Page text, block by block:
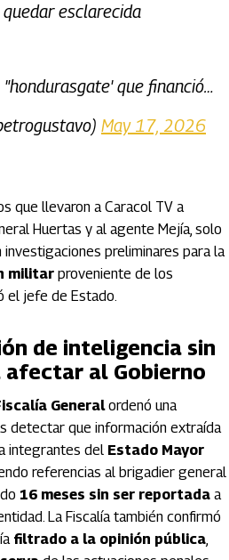
esclarecida
que financió…
May 17, 2026
que llevaron a Caracol TV a
Huertas y al agente Mejía, solo
preliminares para la
militar proveniente de los
el jefe de Estado.
de inteligencia sin
al Gobierno
Generalordenó una
detectar que información extraída
integrantes del Estado Mayor
referencias al brigadier general
16 meses sin ser reportada a
La Fiscalía también confirmó
filtrado a la opinión pública,